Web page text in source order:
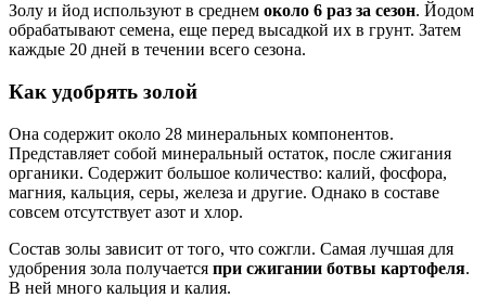
Золу и йод используют в среднем около 6 раз за сезон. Йодом
обрабатывают семена, еще перед высадкой их в грунт. Затем
каждые 20 дней в течении всего сезона.
Как удобрять золой
Она содержит около 28 минеральных компонентов.
Представляет собой минеральный остаток, после сжигания
органики. Содержит большое количество: калий, фосфора,
магния, кальция, серы, железа и другие. Однако в составе
совсем отсутствует азот и хлор.
Состав золы зависит от того, что сожгли. Самая лучшая для
удобрения зола получается при сжигании ботвы картофеля.
В ней много кальция и калия.